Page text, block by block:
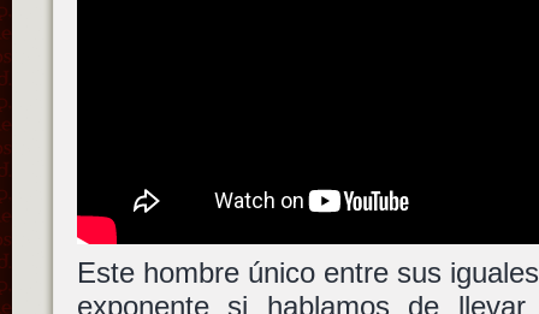
Este hombre único entre sus
exponente si hablamos de